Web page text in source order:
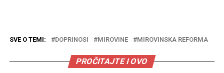
SVE O TEMI: DOPRINOSI MIROVINE MIROVINSKA REFORMA
PROČITAJTE I OVO